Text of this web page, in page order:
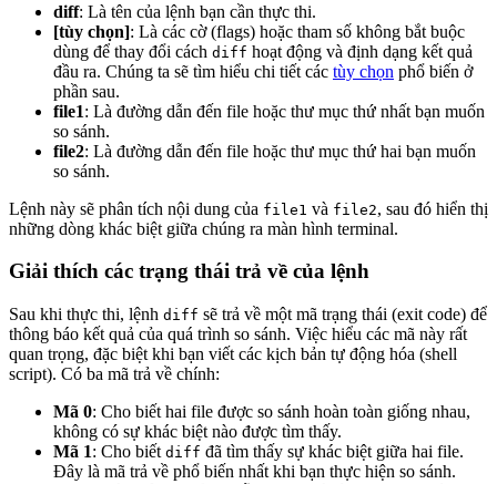
diff: Là tên của lệnh bạn cần thực thi.
[tùy chọn]: Là các cờ (flags) hoặc tham số không bắt buộc
dùng để thay đổi cách diff hoạt động và định dạng kết quả
đầu ra. Chúng ta sẽ tìm hiểu chi tiết các tùy chọn phổ biến ở
phần sau.
file1: Là đường dẫn đến file hoặc thư mục thứ nhất bạn muốn
so sánh.
file2: Là đường dẫn đến file hoặc thư mục thứ hai bạn muốn
so sánh.
Lệnh này sẽ phân tích nội dung của file1 và file2, sau đó hiển thị
những dòng khác biệt giữa chúng ra màn hình terminal.
Giải thích các trạng thái trả về của lệnh
Sau khi thực thi, lệnh diff sẽ trả về một mã trạng thái (exit code) để
thông báo kết quả của quá trình so sánh. Việc hiểu các mã này rất
quan trọng, đặc biệt khi bạn viết các kịch bản tự động hóa (shell
script). Có ba mã trả về chính:
Mã 0: Cho biết hai file được so sánh hoàn toàn giống nhau,
không có sự khác biệt nào được tìm thấy.
Mã 1: Cho biết diff đã tìm thấy sự khác biệt giữa hai file.
Đây là mã trả về phổ biến nhất khi bạn thực hiện so sánh.